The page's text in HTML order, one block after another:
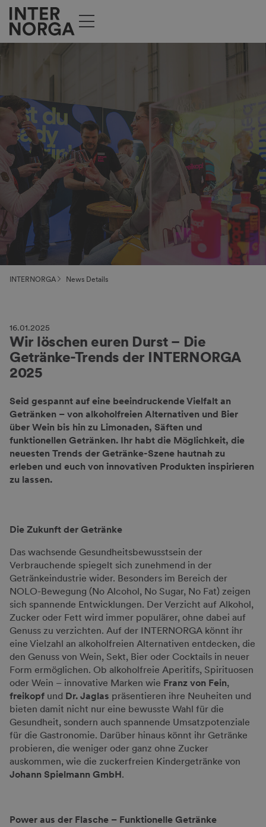
INTERNORGA News Details
16.01.2025
Wir löschen euren Durst – Die
Getränke-Trends der INTERNORGA
2025
Seid gespannt auf eine beeindruckende Vielfalt an
Getränken – von alkoholfreien Alternativen und Bier
über Wein bis hin zu Limonaden, Säften und
funktionellen Getränken. Ihr habt die Möglichkeit, die
neuesten Trends der Getränke-Szene hautnah zu
erleben und euch von innovativen Produkten inspirieren
zu lassen.
Die Zukunft der Getränke
Das wachsende Gesundheitsbewusstsein der
Verbrauchende spiegelt sich zunehmend in der
Getränkeindustrie wider. Besonders im Bereich der
NOLO-Bewegung (No Alcohol, No Sugar, No Fat) zeigen
sich spannende Entwicklungen. Der Verzicht auf Alkohol,
Zucker oder Fett wird immer populärer, ohne dabei auf
Genuss zu verzichten. Auf der INTERNORGA könnt ihr
eine Vielzahl an alkoholfreien Alternativen entdecken, die
den Genuss von Wein, Sekt, Bier oder Cocktails in neuer
Form ermöglichen. Ob alkoholfreie Aperitifs, Spirituosen
oder Wein – innovative Marken wie Franz von Fein,
freikopf und Dr. Jaglas präsentieren ihre Neuheiten und
bieten damit nicht nur eine bewusste Wahl für die
Gesundheit, sondern auch spannende Umsatzpotenziale
für die Gastronomie. Darüber hinaus könnt ihr Getränke
probieren, die weniger oder ganz ohne Zucker
auskommen, wie die zuckerfreien Kindergetränke von
Johann Spielmann GmbH.
Power aus der Flasche – Funktionelle Getränke